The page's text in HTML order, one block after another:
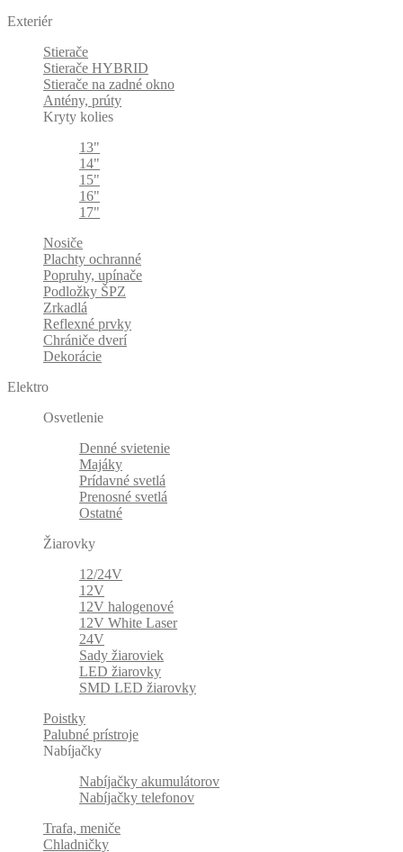
Exteriér
Stierače
Stierače HYBRID
Stierače na zadné okno
Antény, prúty
Kryty kolies
13"
14"
15"
16"
17"
Nosiče
Plachty ochranné
Popruhy, upínače
Podložky ŠPZ
Zrkadlá
Reflexné prvky
Chrániče dverí
Dekorácie
Elektro
Osvetlenie
Denné svietenie
Majáky
Prídavné svetlá
Prenosné svetlá
Ostatné
Žiarovky
12/24V
12V
12V halogenové
12V White Laser
24V
Sady žiaroviek
LED žiarovky
SMD LED žiarovky
Poistky
Palubné prístroje
Nabíjačky
Nabíjačky akumulátorov
Nabíjačky telefonov
Trafa, meniče
Chladničky